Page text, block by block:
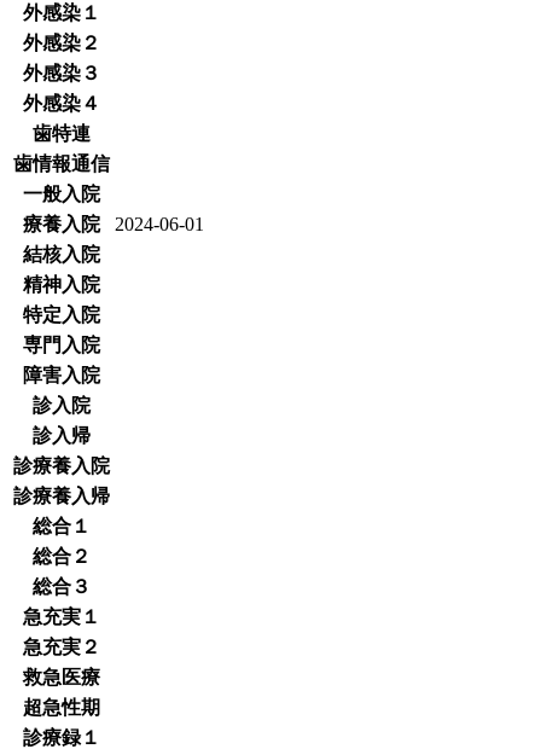
外感染１
外感染２
外感染３
外感染４
歯特連
歯情報通信
一般入院
療養入院
2024-06-01
結核入院
精神入院
特定入院
専門入院
障害入院
診入院
診入帰
診療養入院
診療養入帰
総合１
総合２
総合３
急充実１
急充実２
救急医療
超急性期
診療録１